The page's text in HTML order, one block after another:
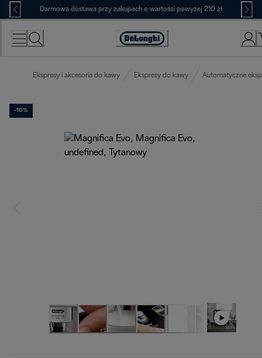
Skip
to
Content
Darmowa dostawa przy zakupach o wartości powyżej 210 zł
Deklaracja
Ekspresy i akcesoria do kawy Ekspresy do kawy Automatyczne
-10%